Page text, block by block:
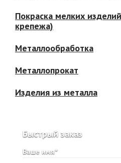
Покраска мелких
крепежа)
Металлообработка
Металлопрокат
Изделия из металла
Быстрый заказ
Ваше имя*